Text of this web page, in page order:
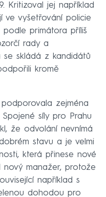
Kritizoval jej například
ve vyšetřování policie
podle primátora příliš
rady a
se skládá z kandidátů
kromě
zejména
síly pro Prahu
že odvolání nevnímá
stavu a je velmi
která přinese nové
nový manažer, protože
například s
dohodou pro